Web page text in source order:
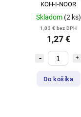
KOH-I-NOOR
Skladom (2 ks)
1,03 € bez DPH
1,27 €
Do košíka